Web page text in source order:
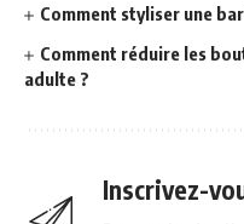
Comment styliser une
Comment réduire les
adulte ?
Inscrivez-